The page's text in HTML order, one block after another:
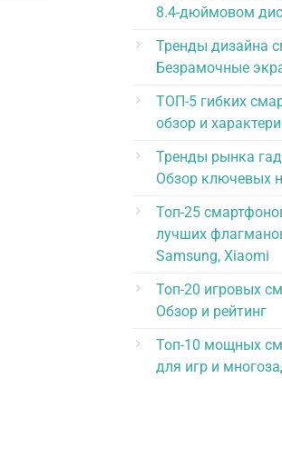
8.4-дюймовом
Тренды дизайна
Безрамочные
ТОП-5 гибких
обзор и
Тренды рынка
Обзор ключевых
Топ-25
лучших
Samsung, Xiaomi
Топ-20 игровых
Обзор и рейтинг
Топ-10 мощных
для игр и